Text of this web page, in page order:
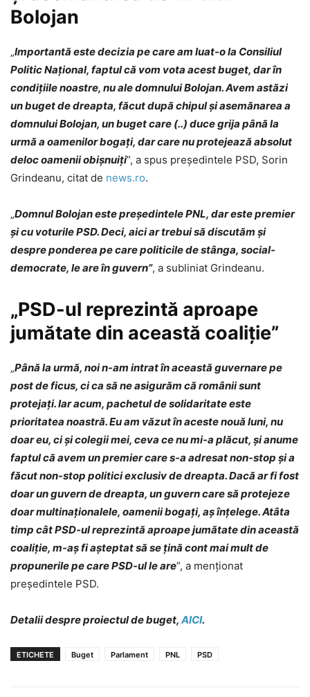
Bolojan
„Importantă este decizia pe care am luat-o la Consiliul
Politic Naţional, faptul că vom vota acest buget, dar în
condiţiile noastre, nu ale domnului Bolojan. Avem astăzi
un buget de dreapta, făcut după chipul şi asemănarea a
domnului Bolojan, un buget care (..) duce grija până la
urmă a oamenilor bogaţi, dar care nu protejează absolut
deloc oamenii obişnuiţi”, a spus preşedintele PSD, Sorin
Grindeanu, citat de news.ro.
„Domnul Bolojan este preşedintele PNL, dar este premier
şi cu voturile PSD. Deci, aici ar trebui să discutăm şi
despre ponderea pe care politicile de stânga, social-
democrate, le are în guvern”, a subliniat Grindeanu.
„PSD-ul reprezintă aproape
jumătate din această coaliţie”
„Până la urmă, noi n-am intrat în această guvernare pe
post de ficus, ci ca să ne asigurăm că românii sunt
protejaţi. Iar acum, pachetul de solidaritate este
prioritatea noastră. Eu am văzut în aceste nouă luni, nu
doar eu, ci şi colegii mei, ceva ce nu mi-a plăcut, şi anume
faptul că avem un premier care s-a adresat non-stop şi a
făcut non-stop politici exclusiv de dreapta. Dacă ar fi fost
doar un guvern de dreapta, un guvern care să protejeze
doar multinaţionalele, oamenii bogaţi, aş înţelege. Atâta
timp cât PSD-ul reprezintă aproape jumătate din această
coaliţie, m-aş fi aşteptat să se ţină cont mai mult de
propunerile pe care PSD-ul le are”, a menţionat
preşedintele PSD.
Detalii despre proiectul de buget, AICI.
ETICHETE Buget Parlament PNL PSD